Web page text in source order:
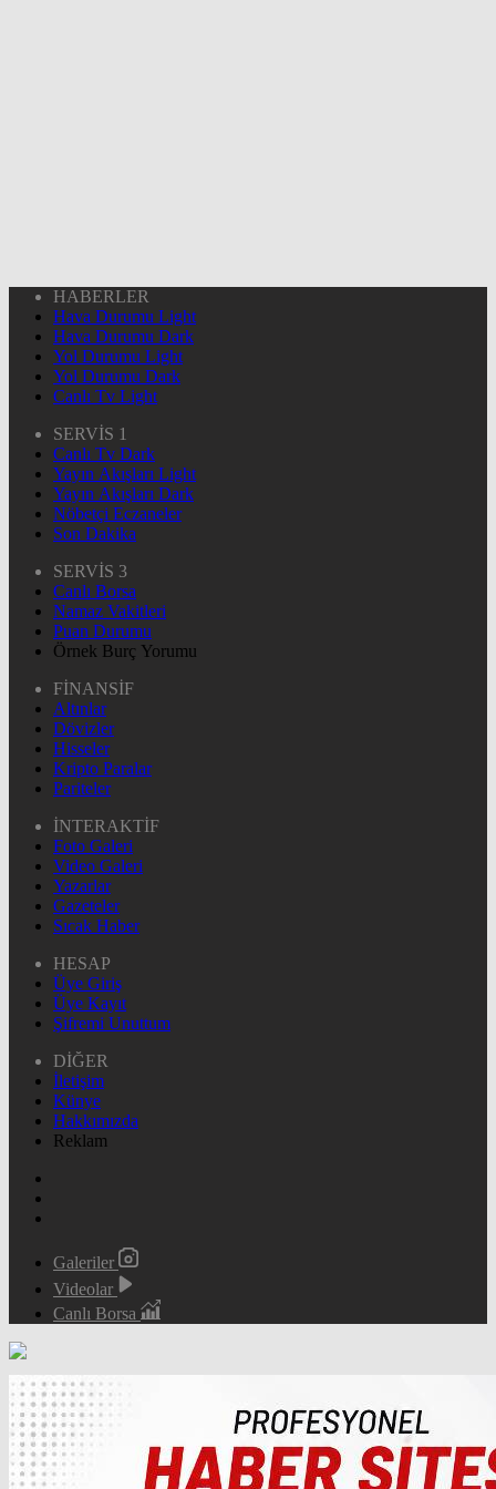
HABERLER
Hava Durumu Light
Hava Durumu Dark
Yol Durumu Light
Yol Durumu Dark
Canlı Tv Light
SERVİS 1
Canlı Tv Dark
Yayın Akışları Light
Yayın Akışları Dark
Nöbetçi Eczaneler
Son Dakika
SERVİS 3
Canlı Borsa
Namaz Vakitleri
Puan Durumu
Örnek Burç Yorumu
FİNANSİF
Altınlar
Dövizler
Hisseler
Kripto Paralar
Pariteler
İNTERAKTİF
Foto Galeri
Video Galeri
Yazarlar
Gazeteler
Sıcak Haber
HESAP
Üye Giriş
Üye Kayıt
Şifremi Unuttum
DİĞER
İletişim
Künye
Hakkımızda
Reklam
Galeriler
Videolar
Canlı Borsa